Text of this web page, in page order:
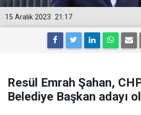
21:17
15 Aralık 2023
Resül Emrah Şahan,
Belediye Başkan adayı